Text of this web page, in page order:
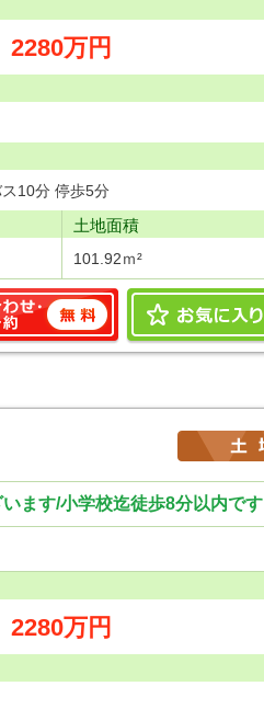
2280万円
10分 停歩5分
土地面積
101.92ｍ²
ます/小学校迄徒歩8分以内です
2280万円